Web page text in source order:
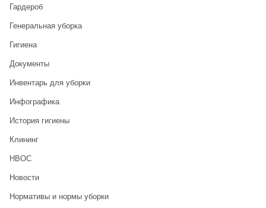
Гардероб
Генеральная уборка
Гигиена
Документы
Инвентарь для уборки
Инфографика
История гигиены
Клининг
НВОС
Новости
Нормативы и нормы уборки